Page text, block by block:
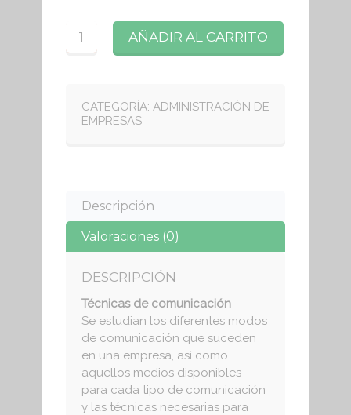
Cantidad
AÑADIR AL CARRITO
CATEGORÍA: ADMINISTRACIÓN DE
EMPRESAS
Descripción
Valoraciones (0)
DESCRIPCIÓN
Técnicas de comunicación
Se estudian los diferentes modos
de comunicación que suceden
en una empresa, así como
aquellos medios disponibles
para cada tipo de comunicación
y las técnicas necesarias para